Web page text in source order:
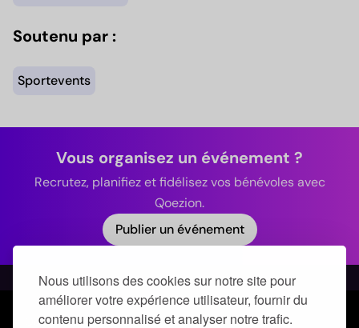
Nous utilisons des cookies sur notre site pour
améliorer votre expérience utilisateur, fournir du
contenu personnalisé et analyser notre trafic.
Soutenu par :
Sportevents
Vous organisez un événement ?
Recrutez, planifiez et fidélisez vos bénévoles avec
Qoezion.
Publier un événement
© Qoezion by Quick-Off